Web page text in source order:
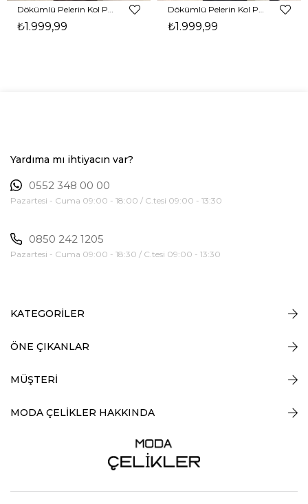
₺1.999,99 ₺1.999,99
Yardıma mı ihtiyacın var?
0552 348 00 00
Pazartesi - Cuma 09:00 - 18:00 / C.tesi 09:00 - 13:30
0850 242 1205
Pazartesi - Cuma 09:00 - 18:30 / C.tesi 09:00 - 13:30
KATEGORİLER
ÖNE ÇIKANLAR
MÜŞTERİ
MODA ÇELİKLER HAKKINDA